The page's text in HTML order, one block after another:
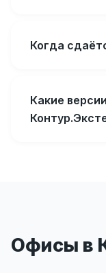
Когда
Какие
Офисы в